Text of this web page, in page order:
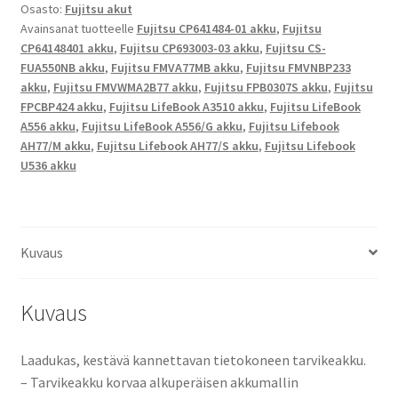
AH77/S
Tietokoneakku
Li-
Ion
10,8V
4050mAh
43,7Wh / Fujitsu
CP641484-
FUA550NB
Osasto: Fujitsu akut
Avainsanat tuotteelle Fujitsu CP641484-01 akku, Fujitsu
CP64148401 akku, Fujitsu CP693003-03 akku, Fujitsu CS-
FUA550NB akku, Fujitsu FMVA77MB akku, Fujitsu FMVNBP233
akku, Fujitsu FMVWMA2B77 akku, Fujitsu FPB0307S akku, Fujitsu
FPCBP424 akku, Fujitsu LifeBook A3510 akku, Fujitsu LifeBook
A556 akku, Fujitsu LifeBook A556/G akku, Fujitsu Lifebook
AH77/M akku, Fujitsu Lifebook AH77/S akku, Fujitsu Lifebook
U536 akku
Kuvaus
Kuvaus
Laadukas, kestävä kannettavan tietokoneen tarvikeakku.
– Tarvikeakku korvaa alkuperäisen akkumallin